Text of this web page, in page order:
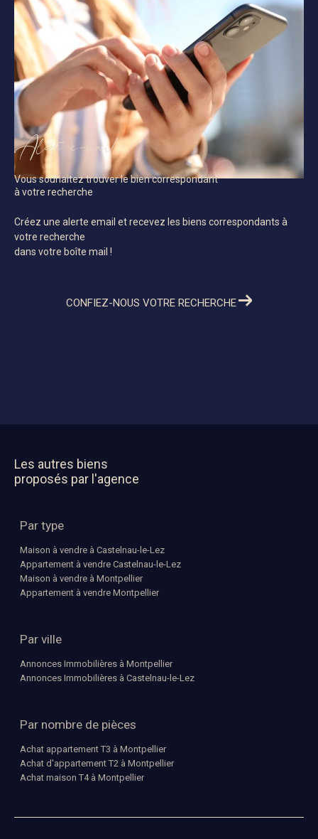
Alerte e-mail
Vous souhaitez trouver le bien correspondant
à votre recherche
Créez une alerte email et recevez les biens correspondants à
votre recherche
dans votre boîte mail !
CONFIEZ-NOUS VOTRE RECHERCHE
Les autres biens
proposés par l'agence
Par type
Maison à vendre à Castelnau-le-Lez
Appartement à vendre Castelnau-le-Lez
Maison à vendre à Montpellier
Appartement à vendre Montpellier
Par ville
Annonces Immobilières à Montpellier
Annonces Immobilières à Castelnau-le-Lez
Par nombre de pièces
Achat appartement T3 à Montpellier
Achat d'appartement T2 à Montpellier
Achat maison T4 à Montpellier